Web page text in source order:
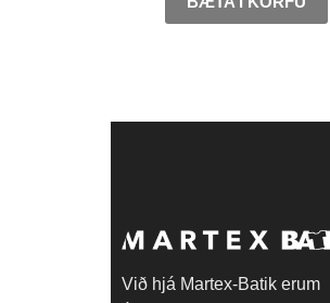
Við hjá Martex-Batik erum